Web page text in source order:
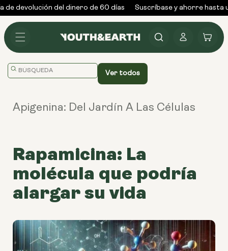
Ir al
contenido
devolución del dinero de 60 días Suscríbase y ahorre hasta
ConectarseCarrito
Falta
en.general.search.placeholder
Ver todos
Apigenina: Del Jardín A Las Células
Rapamicina: La
molécula que podría
alargar su vida